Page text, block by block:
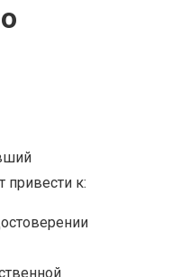
привести к: